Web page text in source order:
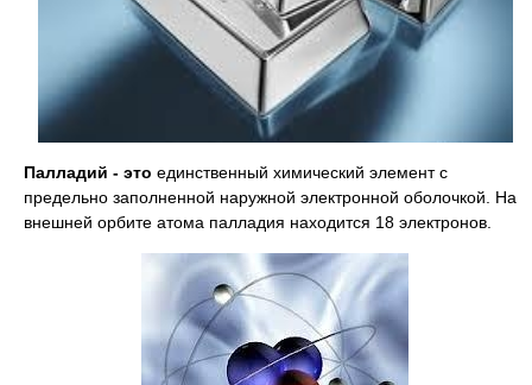
Палладий - это единственный химический элемент с
предельно заполненной наружной электронной оболочкой. На
внешней орбите атома палладия находится 18 электронов.